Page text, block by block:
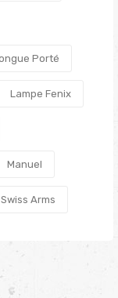
Porté
Lampe Fenix
Manuel
Swiss Arms